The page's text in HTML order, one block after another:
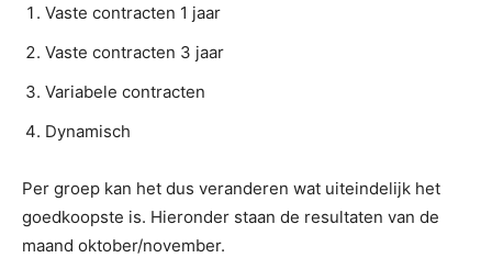
Vaste contracten 1 jaar
Vaste contracten 3 jaar
Variabele contracten
Dynamisch
Per groep kan het dus veranderen wat uiteindelijk het
goedkoopste is. Hieronder staan de resultaten van de
maand oktober/november.